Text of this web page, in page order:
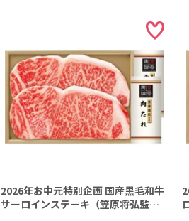
2026年お中元特別企画 国産黒毛和牛
サーロインステーキ（笠原将弘監修